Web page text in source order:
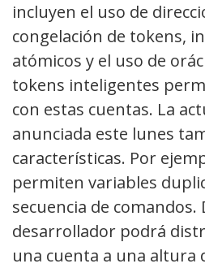
incluyen el uso de
congelación de tokens,
atómicos y el uso de
tokens inteligentes
con estas cuentas. La
anunciada este lunes
características. Por
permiten variables
secuencia de
desarrollador podrá
una cuenta a una altura